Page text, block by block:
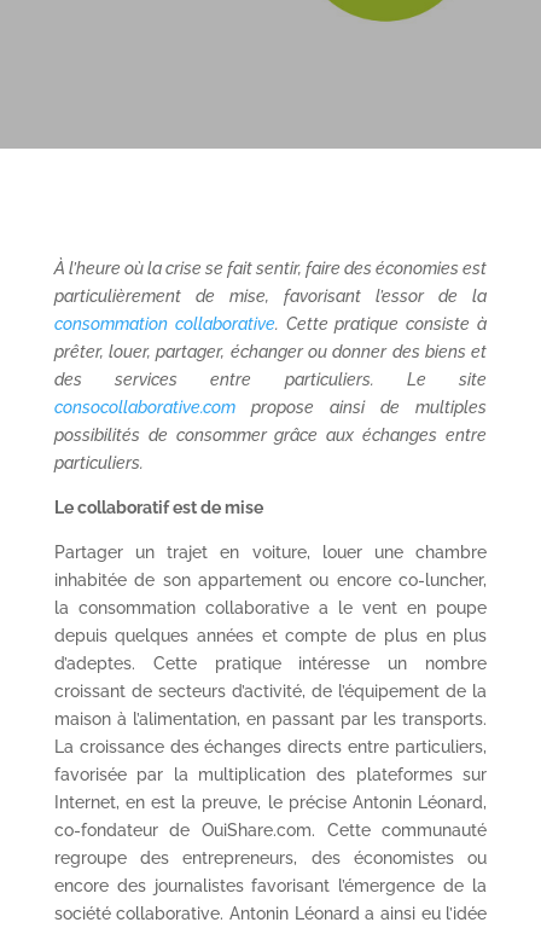
À l’heure où la crise se fait sentir, faire des économies est
particulièrement de mise, favorisant l’essor de la
consommation collaborative. Cette pratique consiste à
prêter, louer, partager, échanger ou donner des biens et
des services entre particuliers. Le site
consocollaborative.compropose ainsi de multiples
possibilités de consommer grâce aux échanges entre
particuliers.
Le collaboratif est de mise
Partager un trajet en voiture, louer une chambre
inhabitée de son appartement ou encore co-luncher,
la consommation collaborative a le vent en poupe
depuis quelques années et compte de plus en plus
d’adeptes. Cette pratique intéresse un nombre
croissant de secteurs d’activité, de l’équipement de la
maison à l’alimentation, en passant par les transports.
La croissance des échanges directs entre particuliers,
favorisée par la multiplication des plateformes sur
Internet, en est la preuve, le précise Antonin Léonard,
co-fondateur de OuiShare.com. Cette communauté
regroupe des entrepreneurs, des économistes ou
encore des journalistes favorisant l’émergence de la
société collaborative. Antonin Léonard a ainsi eu l’idée